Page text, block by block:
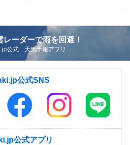
レーダーで雨を回避！
公式 天気予報アプリ
公式SNS
公式アプリ